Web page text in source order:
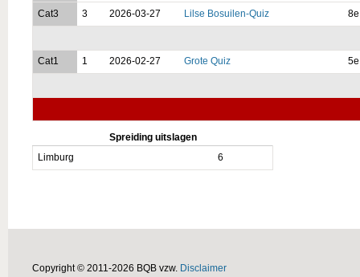
Cat3 3 2026-03-27 Lilse Bosuilen-Quiz
Cat1 1 2026-02-27 Grote Quiz
Spreiding uitslagen
Limburg
6
Copyright © 2011-2026 BQB vzw. Disclaimer